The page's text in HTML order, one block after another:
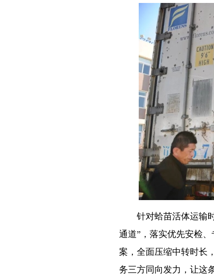
针对蛤苗活体运输时
通道”，落实优先安检
案，全面压缩中转时长
务三方同向发力，让这